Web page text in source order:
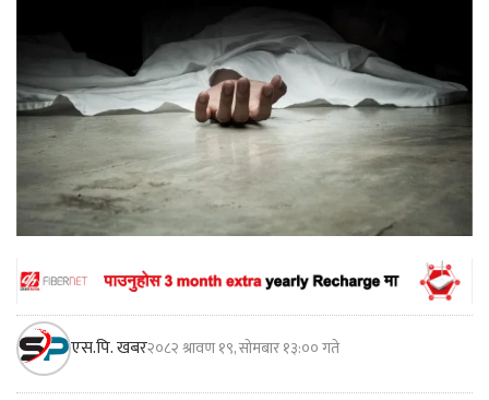
एस.पि. खबर२०८२ श्रावण १९, सोमबार १३:०० गते